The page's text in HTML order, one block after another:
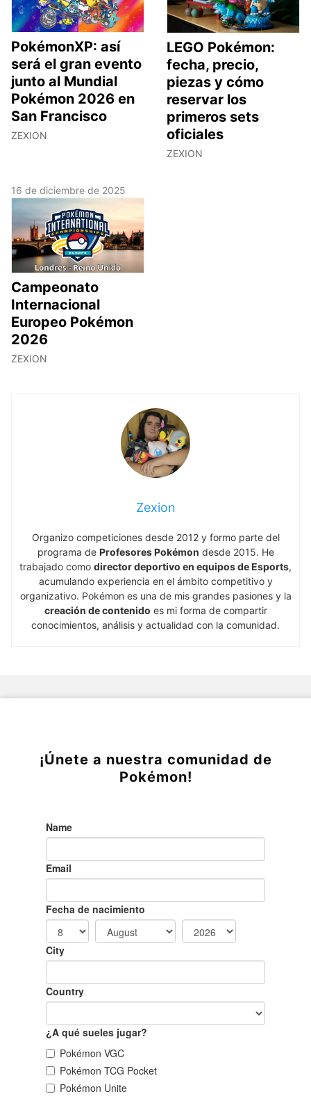
PokémonXP: así
será el gran evento
junto al Mundial
Pokémon 2026 en
San Francisco
ZEXION
LEGO Pokémon:
fecha, precio,
piezas y cómo
reservar los
primeros sets
oficiales
ZEXION
16 de diciembre de 2025
Campeonato
Internacional
Europeo Pokémon
2026
ZEXION
Zexion
Organizo competiciones desde 2012 y formo parte del
programa de Profesores Pokémon desde 2015. He
trabajado como director deportivo en equipos de Esports,
acumulando experiencia en el ámbito competitivo y
organizativo. Pokémon es una de mis grandes pasiones y la
creación de contenido es mi forma de compartir
conocimientos, análisis y actualidad con la comunidad.
¡Únete a nuestra comunidad de
Pokémon!